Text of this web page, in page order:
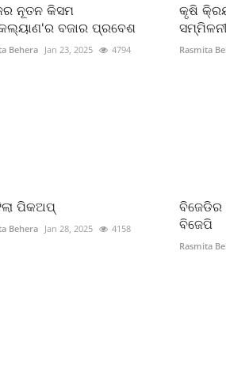
ନୂତନ କିସମ
ବଜାର ପ୍ରବେଶ
Behera Jan 23, 2025 4794
କୃଷି
Rasmita
ପିକଅପ୍
Behera Jan 28, 2025 4158
ବିଜେପି
Rasmita